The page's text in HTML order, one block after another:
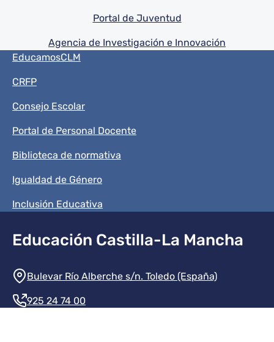
Portal de Juventud
Agencia de Investigación e Innovación
Menú del pie
EducamosCLM
CRFP
Consejo Escolar
Portal de Personal Docente
Biblioteca de normativa
Igualdad de Género
Inclusión Educativa
Educación Castilla-La Mancha
Información de la institución
Bulevar Río Alberche s/n. Toledo (España)
925 24 74 00